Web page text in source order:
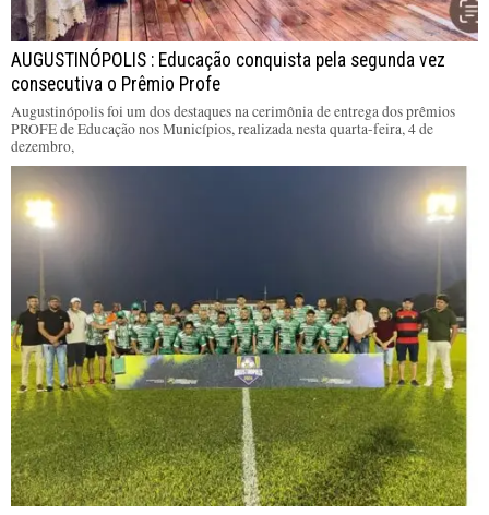
AUGUSTINÓPOLIS : Educação conquista pela segunda vez
consecutiva o Prêmio Profe
Augustinópolis foi um dos destaques na cerimônia de entrega dos prêmios
PROFE de Educação nos Municípios, realizada nesta quarta-feira, 4 de
dezembro,